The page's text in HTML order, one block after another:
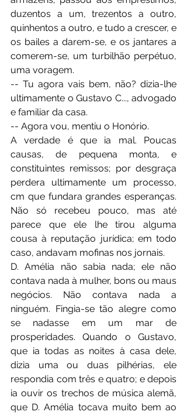
duzentos a um, trezentos a outro,
quinhentos a outro, e tudo a crescer, e
os bailes a darem-se, e os jantares a
comerem-se, um turbilhão perpétuo,
uma voragem.
-- Tu agora vais bem, não? dizia-lhe
ultimamente o Gustavo C..., advogado
e familiar da casa.
-- Agora vou, mentiu o Honório.
A verdade é que ia mal. Poucas
causas, de pequena monta, e
constituintes remissos; por desgraça
perdera ultimamente um processo,
cm que fundara grandes esperanças.
Não só recebeu pouco, mas até
parece que ele lhe tirou alguma
cousa à reputação jurídica; em todo
caso, andavam mofinas nos jornais.
D. Amélia não sabia nada; ele não
contava nada à mulher, bons ou maus
negócios. Não contava nada a
ninguém. Fingia-se tão alegre como
se nadasse em um mar de
prosperidades. Quando o Gustavo,
que ia todas as noites à casa dele,
dizia uma ou duas pilhérias, ele
respondia com três e quatro; e depois
ia ouvir os trechos de música alemã,
que D. Amélia tocava muito bem ao